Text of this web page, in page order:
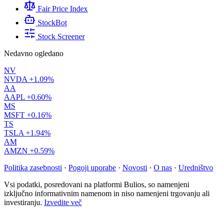
Fair Price Index
StockBot
Stock Screener
Nedavno ogledano
NV
NVDA +1.09%
AA
AAPL +0.60%
MS
MSFT +0.16%
TS
TSLA +1.94%
AM
AMZN +0.59%
Politika zasebnosti · Pogoji uporabe · Novosti · O nas · Uredništvo
Vsi podatki, posredovani na platformi Bulios, so namenjeni
izključno informativnim namenom in niso namenjeni trgovanju ali
investiranju. Izvedite več